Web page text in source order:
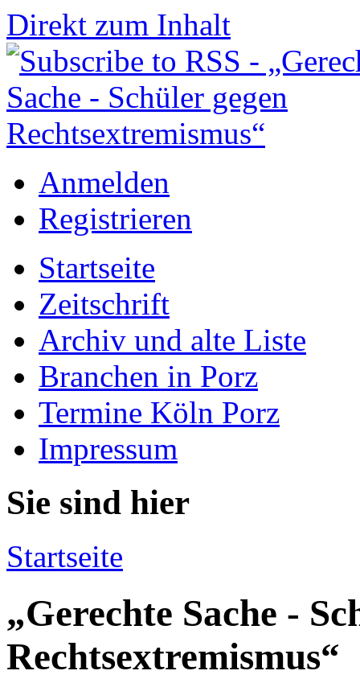
Direkt zum Inhalt
Anmelden
Registrieren
Startseite
Zeitschrift
Archiv und alte Liste
Branchen in Porz
Termine Köln Porz
Impressum
Sie sind hier
Startseite
„Gerechte Sache -
Rechtsextremismus“